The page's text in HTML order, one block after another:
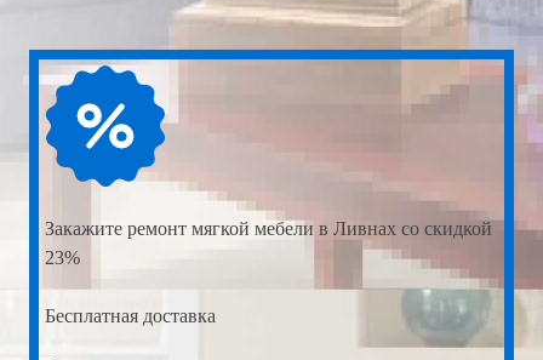
Закажите ремонт мягкой мебели в Ливнах со скидкой
23%
Бесплатная доставка